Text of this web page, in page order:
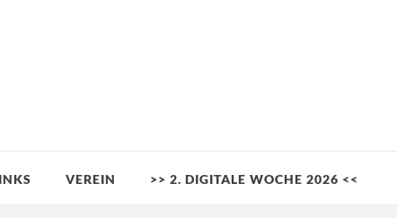
VEREIN >> 2. DIGITALE WOCHE 2026 <<